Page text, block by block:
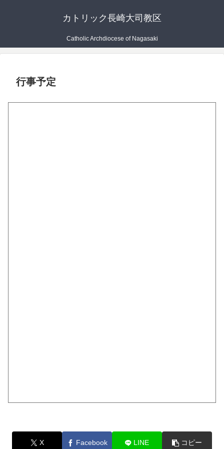
カトリック長崎大司教区
Catholic Archdiocese of Nagasaki
行事予定
X Facebook LINE コピー